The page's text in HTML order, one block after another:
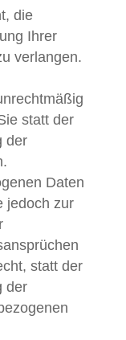
die
Ihrer
verlangen.
statt der
der
Daten
jedoch zur
statt der
der